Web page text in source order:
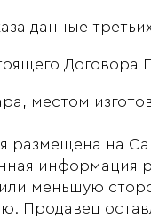
данные
Договора
местом
размещена на
информация
меньшую
Продавец